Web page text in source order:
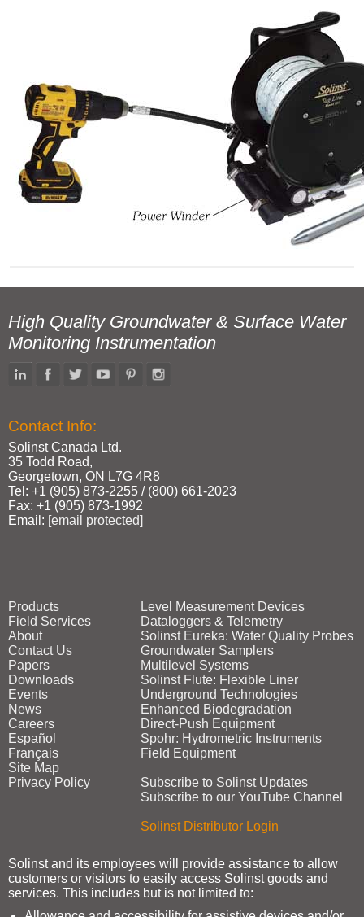
High Quality Groundwater & Surface Water
Monitoring Instrumentation
Contact Info:
Solinst Canada Ltd.
35 Todd Road,
Georgetown, ON L7G 4R8
Tel: +1 (905) 873‑2255 / (800) 661‑2023
Fax: +1 (905) 873‑1992
Email: [email protected]
Products
Field Services
About
Contact Us
Papers
Downloads
Events
News
Careers
Español
Français
Site Map
Privacy Policy
Level Measurement Devices
Dataloggers & Telemetry
Solinst Eureka: Water Quality Probes
Groundwater Samplers
Multilevel Systems
Solinst Flute: Flexible Liner
Underground Technologies
Enhanced Biodegradation
Direct‑Push Equipment
Spohr: Hydrometric Instruments
Field Equipment
Subscribe to Solinst Updates
Subscribe to our YouTube Channel
Solinst Distributor Login
Solinst and its employees will provide assistance to allow
customers or visitors to easily access Solinst goods and
services. This includes but is not limited to: